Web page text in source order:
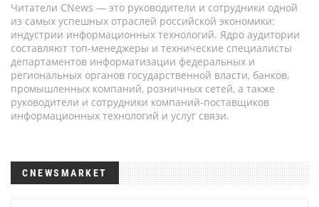
Читатели CNews — это руководители и сотрудники одной
из самых успешных отраслей российской экономики:
индустрии информационных технологий. Ядро аудитории
составляют топ-менеджеры и технические специалисты
департаментов информатизации федеральных и
региональных органов государственной власти, банков,
промышленных компаний, розничных сетей, а также
руководители и сотрудники компаний-поставщиков
информационных технологий и услуг связи.
CNEWSMARKET